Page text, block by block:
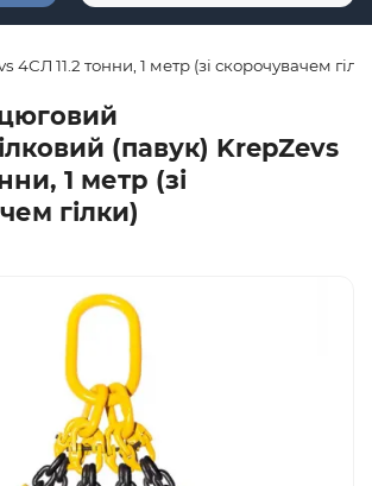
11.2 тонни, 1 метр (зі скорочувачем
(павук) KrepZevs
1 метр (зі
гілки)